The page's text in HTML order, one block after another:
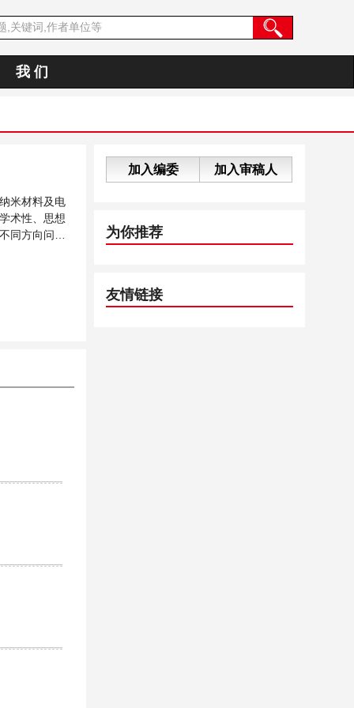
我 们
米材料及电
术性、思想
同方向问题
加入编委 加入审稿人
为你推荐
友情链接